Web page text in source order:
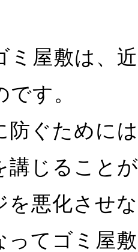
ミ屋敷は、
す。
防ぐために
講じること
を悪化させ
ってゴミ屋